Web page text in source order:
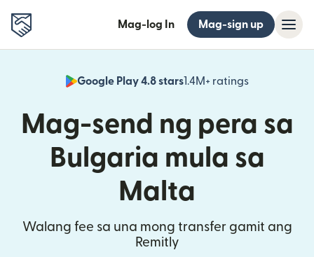
Mag-log In Mag-sign up
Google Play 4.8 stars1.4M+ ratings
(bubukas
Mag-send ng pera sa
Bulgaria mula sa
Malta
Walang fee sa una mong transfer gamit ang
Remitly